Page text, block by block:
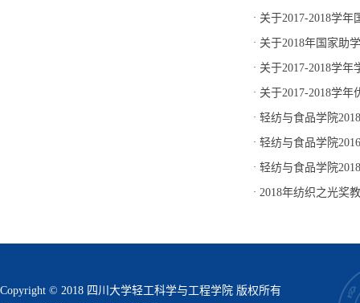
· 关于2017-2018学
· 关于2018年国家助
· 关于2017-2018学
· 关于2017-2018学
· 轻纺与食品学院
· 轻纺与食品学院
· 轻纺与食品学院
· 2018年纺织之光奖
Copyright © 2018 四川大学轻工科学与工程学院 版权所有